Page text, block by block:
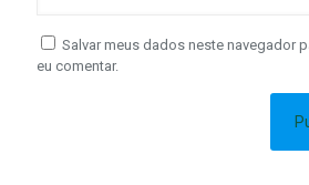
Salvar meus dados neste navegador
eu comentar.